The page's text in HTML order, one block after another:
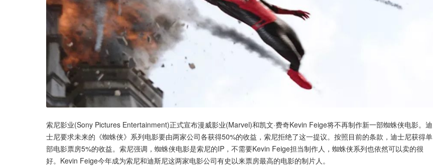
索尼影业(Sony Pictures Entertainment)正式宣布漫威影业(Marvel)和凯文·费奇Kevin Feige将不再制作新一部蜘蛛侠电影。迪
士尼要求未来的《蜘蛛侠》系列电影要由两家公司各获得50%的收益，索尼拒绝了这一提议。按照目前的条款，迪士尼获得单
部电影票房5%的收益。索尼强调，蜘蛛侠电影是索尼的IP，不需要Kevin Feige担当制作人，蜘蛛侠系列也依然可以卖的很
好。Kevin Feige今年成为索尼和迪斯尼这两家电影公司有史以来票房最高的电影的制片人。